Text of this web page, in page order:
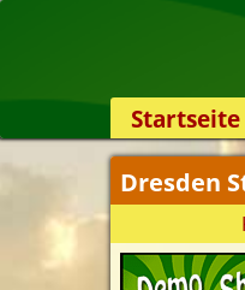
Startseite
Dresden